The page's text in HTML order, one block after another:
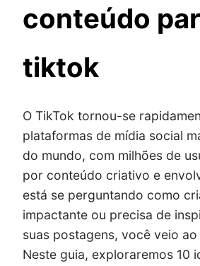
conteúdo
tiktok
O TikTok tornou-se
plataformas de mídia social
do mundo, com milhões de
por conteúdo criativo e
está se perguntando como
impactante ou precisa de
suas postagens, você veio
Neste guia, exploraremos 10